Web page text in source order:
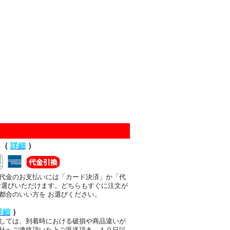
詳細 ）
金のお支払いには「カード決済」か「代
びいただけます。どちらもすぐに注文が
合のいい方を お選びください。
細 ）
ては、到着時における破損や商品違いが